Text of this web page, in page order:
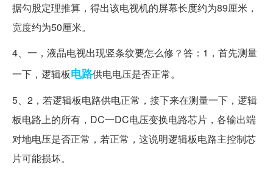
据勾股定理推算，得出该电视机的屏幕长度约为89厘米，
宽度约为50厘米。
4、一，液晶电视出现竖条纹要怎么修？答：1，首先测量
一下，逻辑板电路供电电压是否正常。
5、2，若逻辑板电路供电正常，接下来在测量一下，逻辑
板电路上的所有，DC一DC电压变换电路芯片，各输出端
对地电压是否正常，若正常，这说明逻辑板电路主控制芯
片可能损坏。